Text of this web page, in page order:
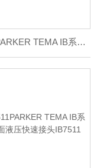
IB5011PARKER TEMA IB系列 平面液压快速接头IB5011